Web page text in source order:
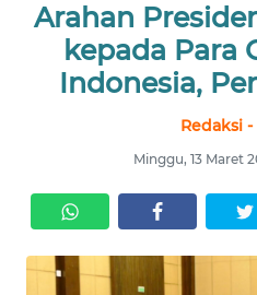
Arahan
kepada Para
Indonesia,
Redaksi
Minggu, 13 Maret
UTAMA
NUSANTARA
SERBA-
SERBI
HUKRIM